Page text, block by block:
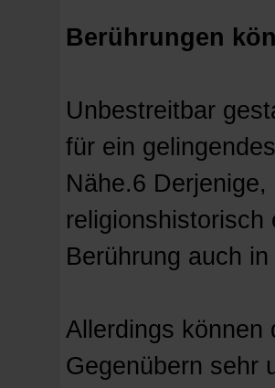
Berührungen
Unbestreitbar
für ein
Nähe.6
religionshistorisch
Berührung auch
Allerdings können
Gegenübern sehr